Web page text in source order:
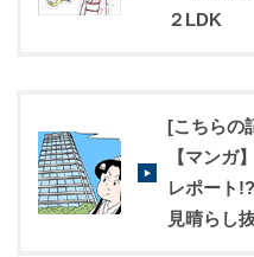
２LDK
[こちらの
【マンガ
レポート
見晴らし